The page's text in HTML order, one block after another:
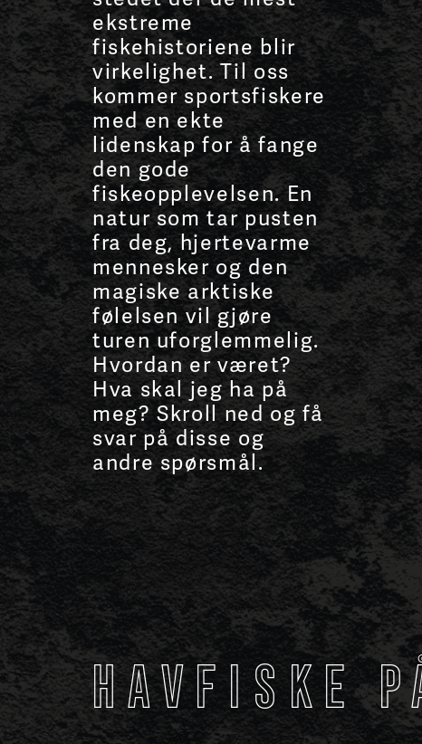
ekstreme
fiskehistoriene blir
virkelighet. Til oss
kommer sportsfiskere
med en ekte
lidenskap for å fange
den gode
fiskeopplevelsen. En
natur som tar pusten
fra deg, hjertevarme
mennesker og den
magiske arktiske
følelsen vil gjøre
turen uforglemmelig.
Hvordan er været?
Hva skal jeg ha på
meg? Skroll ned og få
svar på disse og
andre spørsmål.
Havfiske